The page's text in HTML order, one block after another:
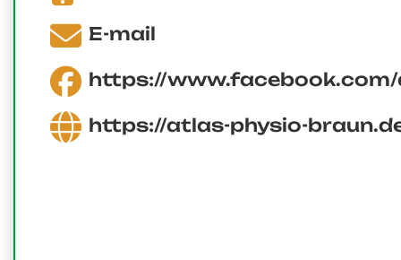
E-mail
https://
https://atlas-physio-